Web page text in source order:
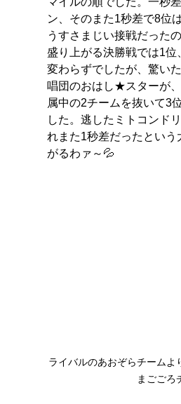
ン、そのまた1秒差で8位
うすさまじい接戦だったの
盛り上がる決勝戦では1位
変わらずでしたが、驚い
唱団のおはし★スターが
属中の2チームを抜いて3
した。逃したミトコンド
れまた1秒差だったという
がるわァ～💦
ライバルのあおぞらチームよ
まごごろ